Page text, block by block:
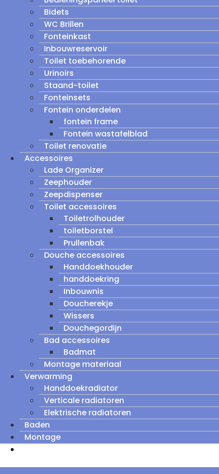
Bidets
WC Brillen
Fonteinkast
Inbouwreservoir
Toilet toebehorende
Urinoirs
Staand-toilet
Fonteinsets
Fontein onderdelen
fontein frame
Fontein wastafelblad
Toilet renovatie
Accessoires
Lade Organizer
Zeephouder
Zeepdispenser
Toilet accessoires
Toiletrolhouder
toiletborstel
Prullenbak
Douche accessoires
Handdoekhouder
handdoekring
Inbouwnis
Doucherekje
Wissers
Douchegordijn
Bad accessoires
Badmat
Montage materiaal
Verwarming
Handdoekradiator
Verticale radiatoren
Elektrische radiatoren
Baden
Montage